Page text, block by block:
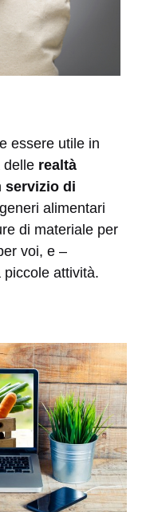
essere utile in
delle realtà
servizio di
alimentari
di materiale per
voi, e –
attività.